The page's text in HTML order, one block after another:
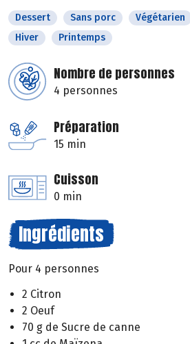
Dessert Sans porc Végétarien
Hiver
Printemps
Nombre de personnes
4 personnes
Préparation
15 min
Cuisson
0 min
Ingrédients
Pour 4 personnes
2 Citron
2 Oeuf
70 g de Sucre de canne